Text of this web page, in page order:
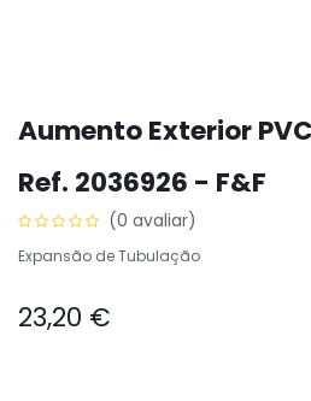
Aumento Exterior
Ref. 2036926 - F&F
(0 avaliar)
Expansão de Tubulação
23,20 €